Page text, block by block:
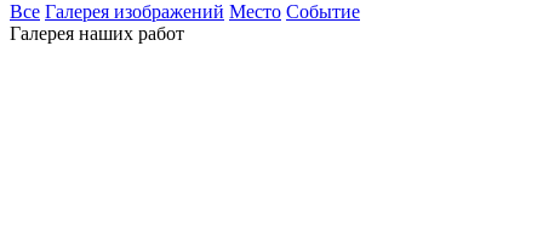
Все Галерея изображений Место Событие
Галерея наших работ